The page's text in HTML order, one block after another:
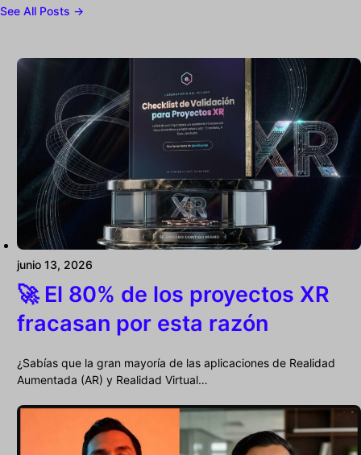
See All Posts →
junio 13, 2026
🚀 El 80% de los proyectos XR
fracasan por esta razón
¿Sabías que la gran mayoría de las aplicaciones de Realidad
Aumentada (AR) y Realidad Virtual…